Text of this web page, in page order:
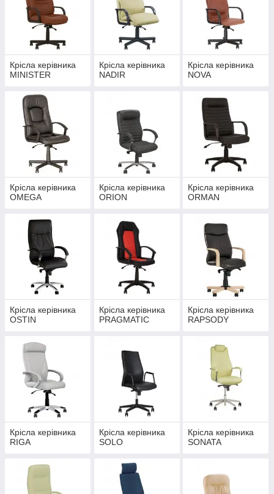
Крісла керівника
MINISTER
Крісла керівника
NADIR
Крісла керівника
NOVA
Крісла керівника
OMEGA
Крісла керівника
ORION
Крісла керівника
ORMAN
Крісла керівника
OSTIN
Крісла керівника
PRAGMATIC
Крісла керівника
RAPSODY
Крісла керівника
RIGA
Крісла керівника
SOLO
Крісла керівника
SONATA